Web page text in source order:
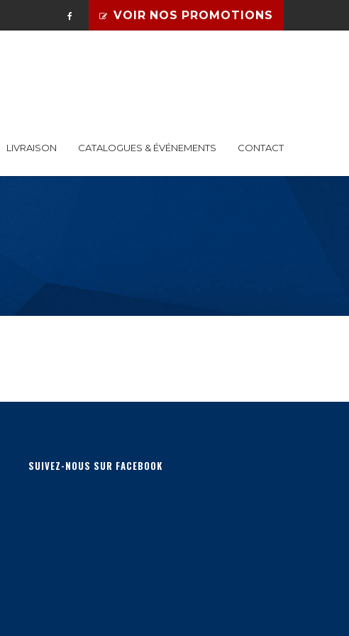
VOIR NOS PROMOTIONS
LIVRAISON CATALOGUES & ÉVÉNEMENTS CONTACT
SUIVEZ-NOUS SUR FACEBOOK